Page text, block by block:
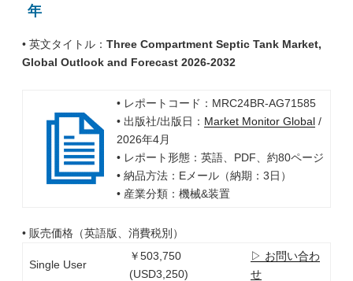
年
• 英文タイトル： Three Compartment Septic Tank Market,
Global Outlook and Forecast 2026-2032
• レポートコード：MRC24BR-AG71585
• 出版社/出版日： Market Monitor Global/
2026年4月
• レポート形態：英語、PDF、約80ページ
• 納品方法：Eメール（納期：3日）
• 産業分類：機械&装置
• 販売価格（英語版、消費税別）
Single User
￥503,750
(USD3,250)
▷ お問い合わ
せ